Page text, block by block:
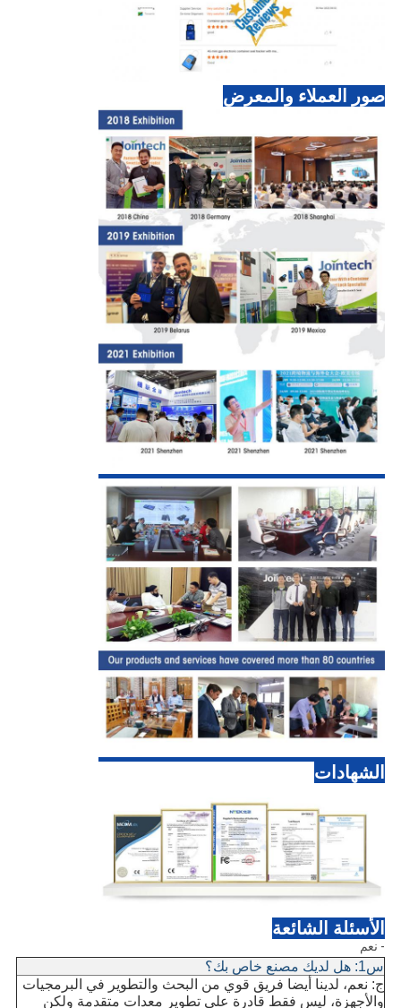
صور العملاء والمعرض
الشهادات
الأسئلة الشائعة
- نعم
س1: هل لديك مصنع خاص بك؟